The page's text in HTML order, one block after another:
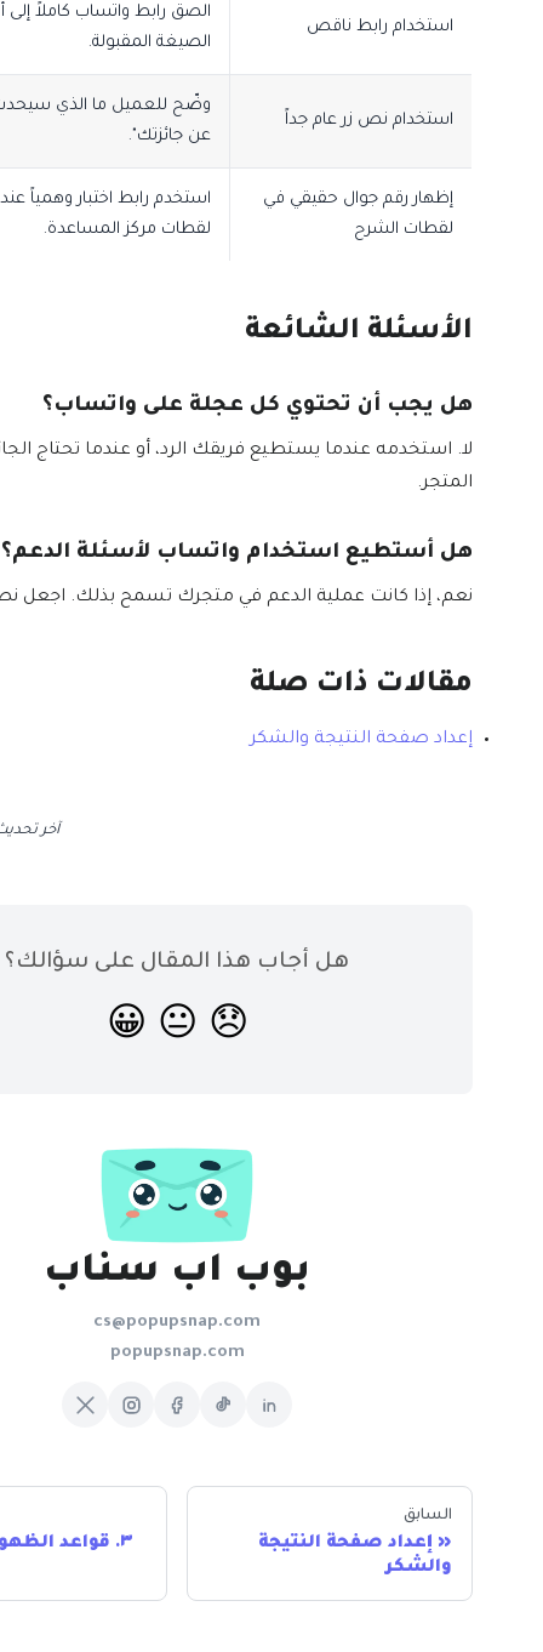
استخدام رابط ناقص
الصق رابط واتساب كاملاً إلى
الصيغة المقبولة.
استخدام نص زر عام جداً
وضّح للعميل ما الذي
عن جائزتك".
إظهار رقم جوال حقيقي في
لقطات الشرح
استخدم رابط اختبار وهمياً
لقطات مركز المساعدة.
الأسئلة الشائعة
هل يجب أن تحتوي كل عجلة على واتساب؟
لا. استخدمه عندما يستطيع فريقك الرد، أو عندما تحتاج
المتجر.
هل أستطيع استخدام واتساب لأسئلة الدعم؟
نعم، إذا كانت عملية الدعم في متجرك تسمح بذلك. اجعل
مقالات ذات صلة
إعداد صفحة النتيجة والشكر
آخر
هل أجاب هذا المقال على سؤالك؟
😞
😐
😀
بوب اب سناب
cs@popupsnap.com
popupsnap.com
السابق
إعداد صفحة النتيجة
والشكر
٣. قواعد الظهور والنشر